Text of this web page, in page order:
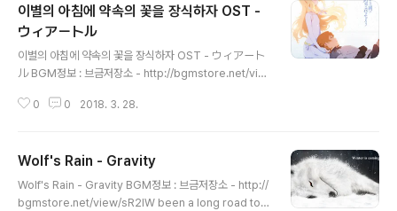
이별의 아침에 약속의 꽃을 장식하자 OST -
ウィアートル
이별의 아침에 약속의 꽃을 장식하자 OST - ウィアート
ル BGM정보 : 브금저장소 - http://bgmstore.net/vie
ちっぽけな星よ まわり続けて... あふれそうに輝いて
きっと ちっぽけな星に 落ちた涙は あふれそうな優
しさを 見せてくれる もう一度 笑って その胸の中に
は何があるの？ 歩き出す 愛になって 光の中へ 大丈
0 0 2018. 3. 28.
Wolf's Rain - Gravity
Wolf's Rain - Gravity BGM정보 : 브금저장소 - http://
bgmstore.net/view/sR2IW been a long road to f